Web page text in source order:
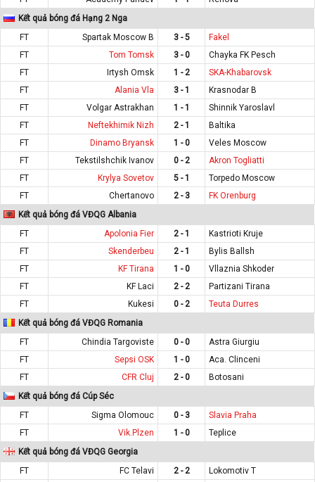
Kết quả bóng đá Hạng 2 Nga
FT
Spartak Moscow B 3 - 5
Fakel
FT
Tom Tomsk 3 - 0
Chayka FK Pesch
FT
Irtysh Omsk 1 - 2
SKA-Khabarovsk
FT
Alania Vla 3 - 1
Krasnodar B
FT
Volgar Astrakhan 1 - 1
Shinnik Yaroslavl
FT
Neftekhimik Nizh 2 - 1
Baltika
FT
Dinamo Bryansk 1 - 0
Veles Moscow
FT
Tekstilshchik Ivanov 0 - 2
Akron Togliatti
FT
Krylya Sovetov 5 - 1
Torpedo Moscow
FT
Chertanovo 2 - 3
FK Orenburg
Kết quả bóng đá VĐQG Albania
FT
Apolonia Fier 2 - 1
Kastrioti Kruje
FT
Skenderbeu 2 - 1
Bylis Ballsh
FT
KF Tirana 1 - 0
Vllaznia Shkoder
FT
KF Laci 2 - 2
Partizani Tirana
FT
Kukesi 0 - 2
Teuta Durres
Kết quả bóng đá VĐQG Romania
FT
Chindia Targoviste 0 - 0
Astra Giurgiu
FT
Sepsi OSK 1 - 0
Aca. Clinceni
FT
CFR Cluj 2 - 0
Botosani
Kết quả bóng đá Cúp Séc
FT
Sigma Olomouc 0 - 3
Slavia Praha
FT
Vik.Plzen 1 - 0
Teplice
Kết quả bóng đá VĐQG Georgia
FT
FC Telavi 2 - 2
Lokomotiv T